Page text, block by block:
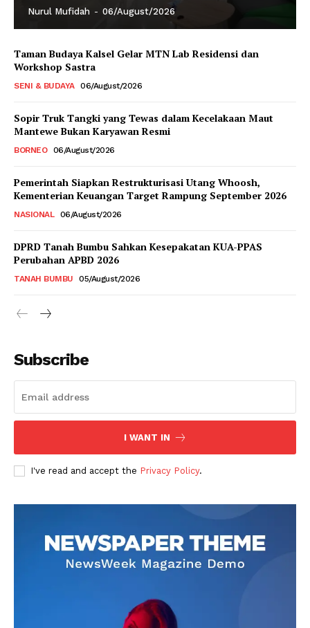
Nurul Mufidah - 06/August/2026
Taman Budaya Kalsel Gelar MTN Lab Residensi dan
Workshop Sastra
SENI & BUDAYA 06/August/2026
Sopir Truk Tangki yang Tewas dalam Kecelakaan Maut
Mantewe Bukan Karyawan Resmi
BORNEO 06/August/2026
Pemerintah Siapkan Restrukturisasi Utang Whoosh,
Kementerian Keuangan Target Rampung September 2026
NASIONAL 06/August/2026
DPRD Tanah Bumbu Sahkan Kesepakatan KUA-PPAS
Perubahan APBD 2026
TANAH BUMBU 05/August/2026
Subscribe
I WANT IN
I've read and accept the Privacy Policy.